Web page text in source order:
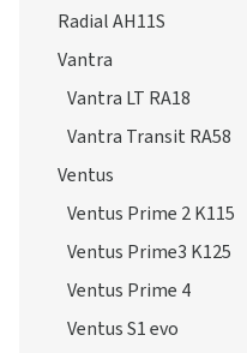
Radial AH11S
Vantra
Vantra LT RA18
Vantra Transit RA58
Ventus
Ventus Prime 2 K115
Ventus Prime3 K125
Ventus Prime 4
Ventus S1 evo